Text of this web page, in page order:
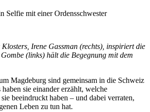
Irene Gassman (rechts), inspiriert die
(links) hält die Begegnung mit dem
Magdeburg sind gemeinsam in die Schweiz
sie einander erzählt, welche
beeindruckt haben – und dabei verraten,
Leben zu tun hat.